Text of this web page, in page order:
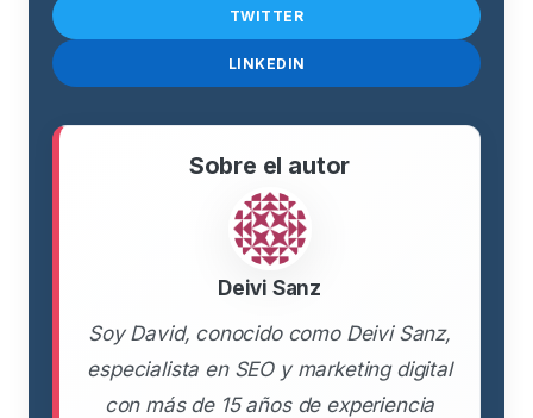
TWITTER
LINKEDIN
Sobre el autor
Deivi Sanz
Soy David, conocido como Deivi Sanz,
especialista en SEO y marketing digital
con más de 15 años de experiencia